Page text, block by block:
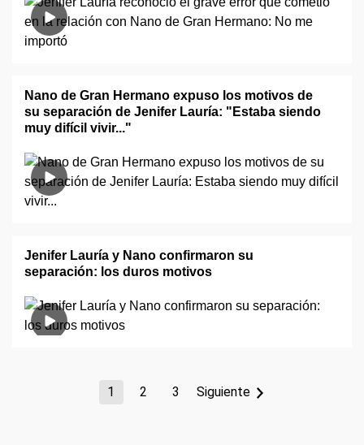
Nano de Gran Hermano expuso los motivos de
su separación de Jenifer Lauría: "Estaba siendo
muy difícil vivir..."
Jenifer Lauría y Nano confirmaron su
separación: los duros motivos
1 2 3 Siguiente